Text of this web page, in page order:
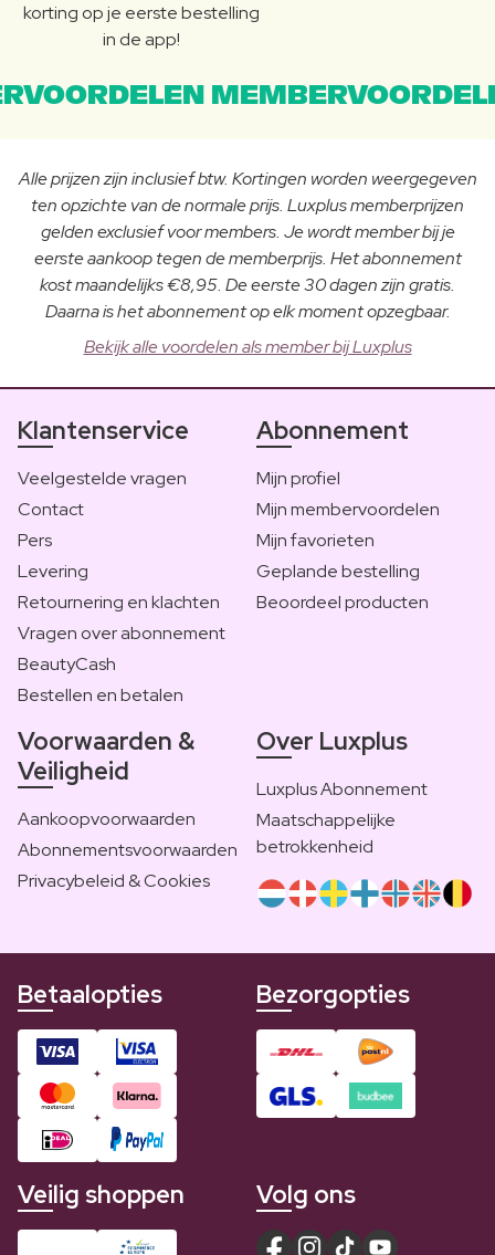
korting op je eerste bestelling
in de app!
Alle prijzen zijn inclusief btw. Kortingen worden weergegeven
ten opzichte van de normale prijs. Luxplus memberprijzen
gelden exclusief voor members. Je wordt member bij je
eerste aankoop tegen de memberprijs. Het abonnement
kost maandelijks €8,95. De eerste 30 dagen zijn gratis.
Daarna is het abonnement op elk moment opzegbaar.
Bekijk alle voordelen als member bij Luxplus
Klantenservice
Veelgestelde vragen
Contact
Pers
Levering
Retournering en klachten
Vragen over abonnement
BeautyCash
Bestellen en betalen
Abonnement
Mijn profiel
Mijn membervoordelen
Mijn favorieten
Geplande bestelling
Beoordeel producten
Voorwaarden &
Veiligheid
Aankoopvoorwaarden
Abonnementsvoorwaarden
Privacybeleid & Cookies
Over Luxplus
Luxplus Abonnement
Maatschappelijke
betrokkenheid
Betaalopties Bezorgopties
Veilig shoppen Volg ons